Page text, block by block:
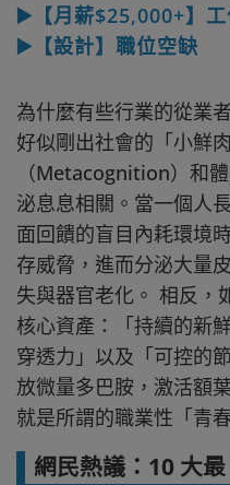
▶️【月薪$25,000+】
▶️【設計】職位空缺
為什麼有些行業的從業
好似剛出社會的「小鮮
（Metacognition）和
泌息息相關。當一個人
面回饋的盲目內耗環境
存威脅，進而分泌大量
失與器官老化。 相反，
核心資產：「持續的新
穿透力」以及「可控的
放微量多巴胺，激活額
就是所謂的職業性「青
網民熱議：10 大